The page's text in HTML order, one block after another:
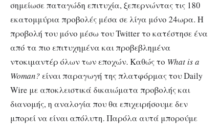
σημείωσε παταγώδη επιτυχία, ξεπερνώντας τις 180
εκατομμύρια προβολές μέσα σε λίγα μόνο 24ωρα. Η
προβολή του μόνο μέσω του Twitter το κατέστησε ένα
από τα πιο επιτυχημένα και προβεβλημένα
ντοκιμαντέρ όλων των εποχών. Καθώς το What is a
Woman? είναι παραγωγή της πλατφόρμας του Daily
Wire με αποκλειστικά δικαιώματα προβολής και
διανομής, η αναλογία που θα επιχειρήσουμε δεν
μπορεί να είναι απόλυτη. Παρόλα αυτά μπορούμε